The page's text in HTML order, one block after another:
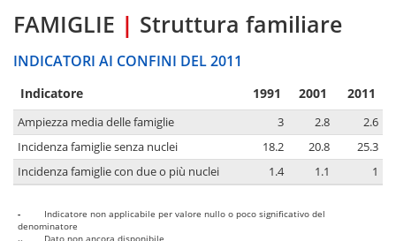
FAMIGLIE | Struttura familiare
INDICATORI AI CONFINI DEL 2011
Indicatore 1991 2001 2011
Ampiezza media delle famiglie 3 2.8
2.6
Incidenza famiglie senza nuclei
18.2 20.8
25.3
Incidenza famiglie con due o più nuclei
1.4 1.1 1
-
Indicatore non applicabile per valore nullo o poco significativo del
denominatore